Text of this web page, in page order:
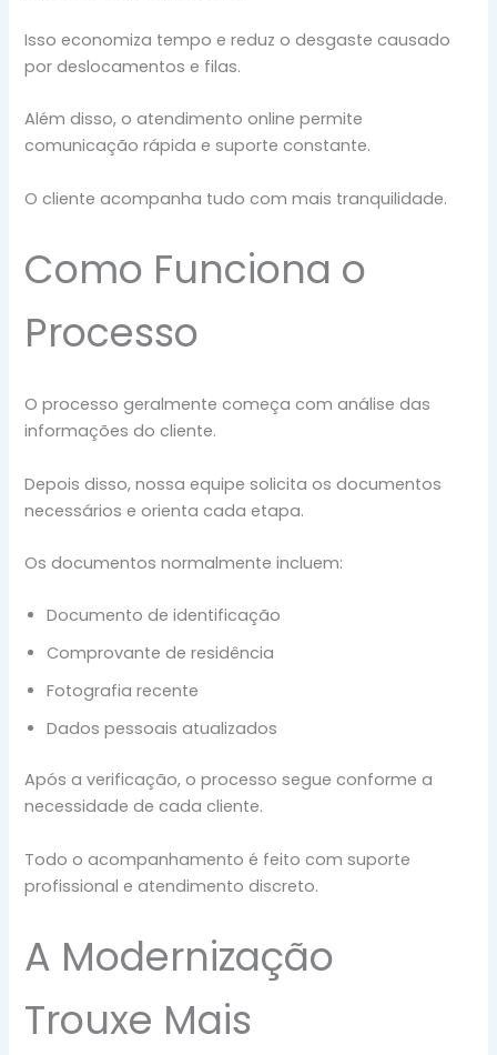
Isso economiza tempo e reduz o desgaste causado
por deslocamentos e filas.
Além disso, o atendimento online permite
comunicação rápida e suporte constante.
O cliente acompanha tudo com mais tranquilidade.
Como Funciona o
Processo
O processo geralmente começa com análise das
informações do cliente.
Depois disso, nossa equipe solicita os documentos
necessários e orienta cada etapa.
Os documentos normalmente incluem:
Documento de identificação
Comprovante de residência
Fotografia recente
Dados pessoais atualizados
Após a verificação, o processo segue conforme a
necessidade de cada cliente.
Todo o acompanhamento é feito com suporte
profissional e atendimento discreto.
A Modernização
Trouxe Mais